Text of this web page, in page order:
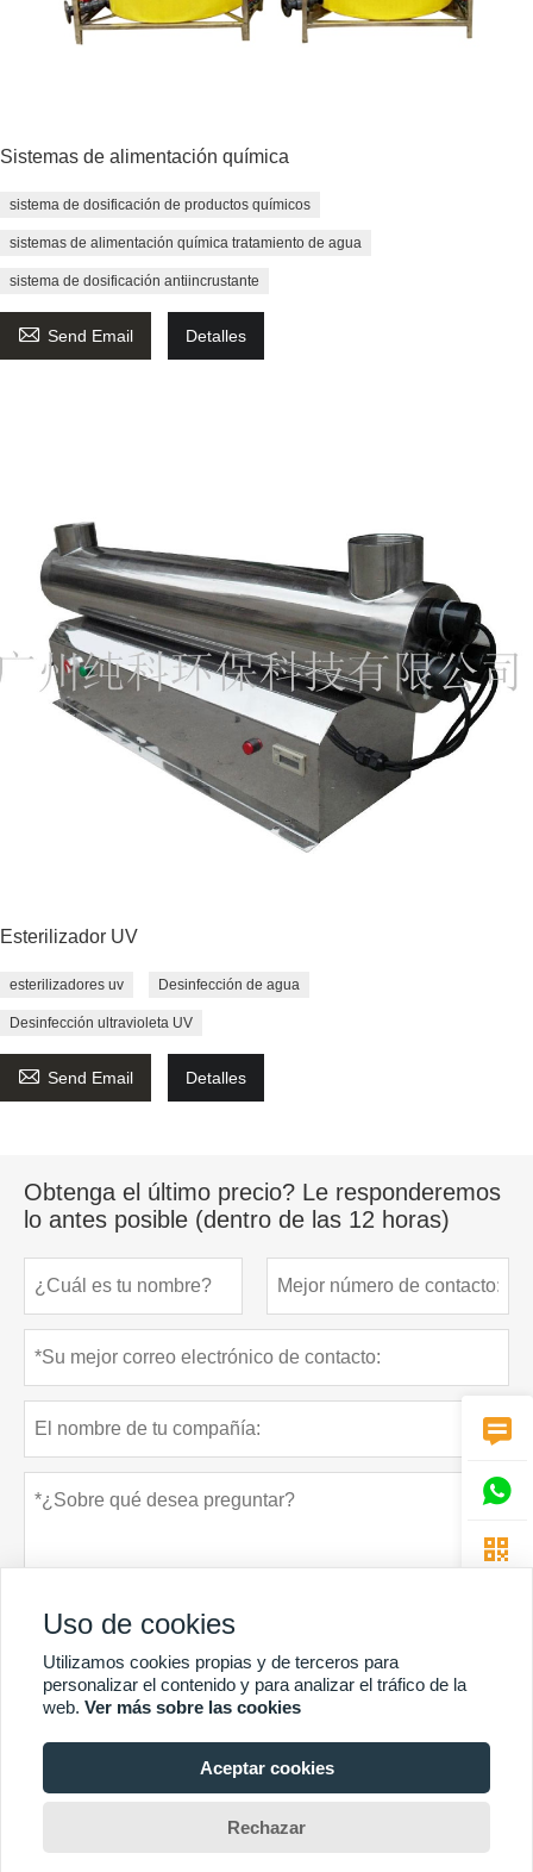
Sistemas de alimentación química
sistema de dosificación de productos químicos
sistemas de alimentación química tratamiento de agua
sistema de dosificación antiincrustante
 Send Email Detalles
Esterilizador UV
esterilizadores uv Desinfección de agua
Desinfección ultravioleta UV
 Send Email Detalles
Obtenga el último precio? Le responderemos
lo antes posible (dentro de las 12 horas)
presentar Política de privacidad



Uso de cookies
Utilizamos cookies propias y de terceros para
personalizar el contenido y para analizar el tráfico de la
web. Ver más sobre las cookies
Aceptar cookies
Rechazar